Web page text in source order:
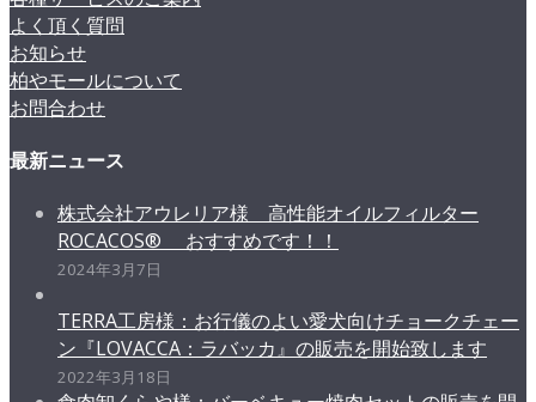
よく頂く質問
お知らせ
柏やモールについて
お問合わせ
最新ニュース
株式会社アウレリア様 高性能オイルフィルター
ROCACOS® おすすめです！！
2024年3月7日
TERRA工房様：お行儀のよい愛犬向けチョークチェー
ン『LOVACCA：ラバッカ』の販売を開始致します
2022年3月18日